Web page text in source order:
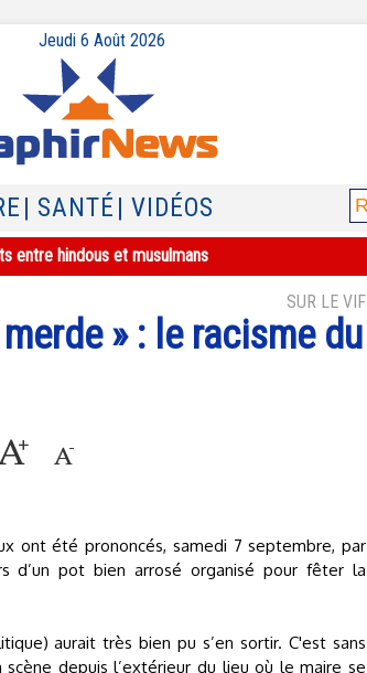
Jeudi 6 Août 2026
| SANTÉ | VIDÉOS
entre hindous et musulmans
SUR LE VIF
» : le racisme du
ont été prononcés, samedi 7 septembre, par
d’un pot bien arrosé organisé pour fêter la
aurait très bien pu s’en sortir. C'est sans
depuis l’extérieur du lieu où le maire se